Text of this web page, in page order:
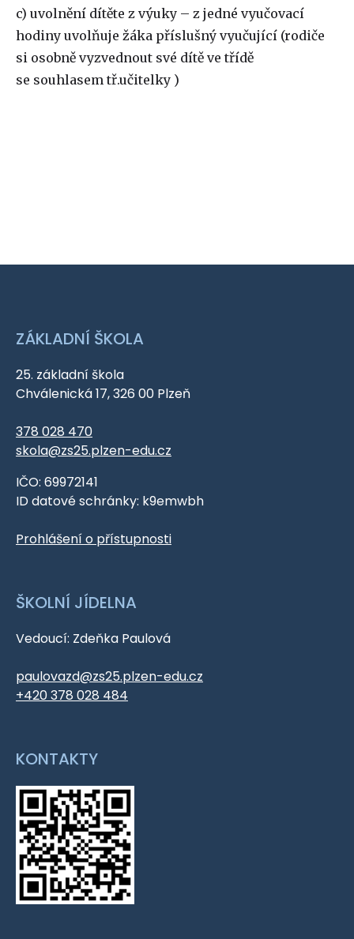
c) uvolnění dítěte z výuky – z jedné vyučovací
hodiny uvolňuje žáka příslušný vyučující (rodiče
si osobně vyzvednout své dítě ve třídě
se souhlasem tř.učitelky )
ZÁKLADNÍ ŠKOLA
25. základní škola
Chválenická 17, 326 00 Plzeň
378 028 470
skola@zs25.plzen-edu.cz
IČO: 69972141
ID datové schránky: k9emwbh
Prohlášení o přístupnosti
ŠKOLNÍ JÍDELNA
Vedoucí: Zdeňka Paulová
paulovazd@zs25.plzen-edu.cz
+420 378 028 484
KONTAKTY